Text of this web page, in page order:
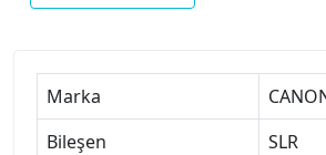
Marka
Bileşen
SLR